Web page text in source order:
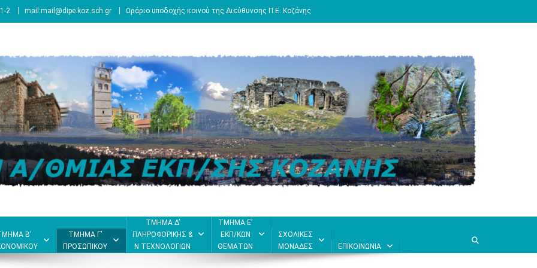
2 mail:mail@dipe.koz.sch.gr Ωράριο υποδοχής κοινού της Διεύθυνσης Π.Ε. Κοζάνης
Β’
ΤΜΗΜΑ Γ’
ΠΡΟΣΩΠΙΚΟΥ
ΤΜΗΜΑ Δ’
ΠΛΗΡΟΦΟΡΙΚΗΣ &
Ν ΤΕΧΝΟΛΟΓΙΩΝ
ΤΜΗΜΑ Ε’
ΕΚΠ/ΚΩΝ
ΘΕΜΑΤΩΝ
ΣΧΟΛΙΚΕΣ
ΜΟΝΑΔΕΣ
ΕΠΙΚΟΙΝΩΝΙΑ